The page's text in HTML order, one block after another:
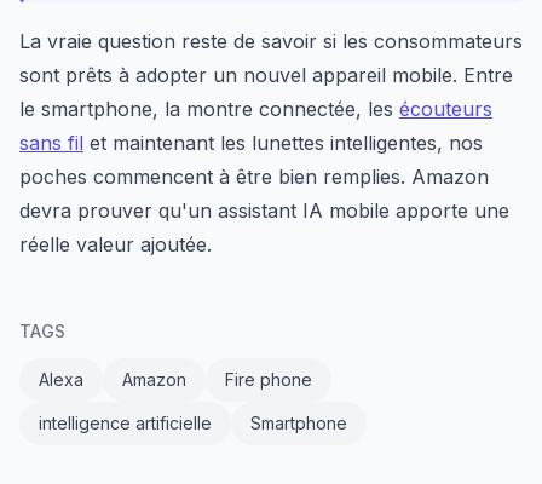
La vraie question reste de savoir si les consommateurs
sont prêts à adopter un nouvel appareil mobile. Entre
le smartphone, la montre connectée, les écouteurs
sans fil et maintenant les lunettes intelligentes, nos
poches commencent à être bien remplies. Amazon
devra prouver qu'un assistant IA mobile apporte une
réelle valeur ajoutée.
TAGS
Alexa Amazon Fire phone
intelligence artificielle Smartphone